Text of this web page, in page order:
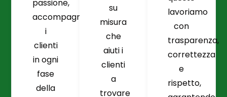
passione,
accompagnando
i
clienti
in ogni
fase
della
su
misura
che
aiuti i
clienti
a
trovare
lavoriamo
con
trasparenza,
correttezza
e
rispetto,